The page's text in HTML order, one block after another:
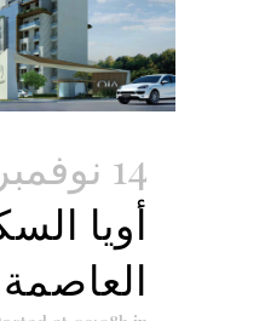
14 نوفمبر
أويا
العاصمة